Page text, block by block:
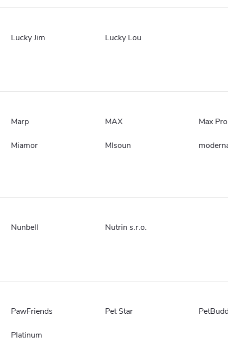
Lucky Jim Lucky Lou
Marp MAX Max
Miamor Mlsoun
Nunbell Nutrin s.r.o.
PawFriends Pet Star
Platinum